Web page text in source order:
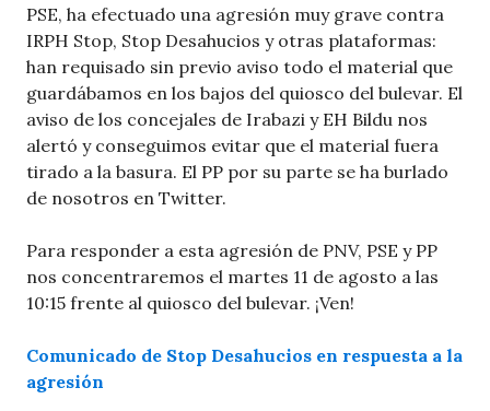
PSE, ha efectuado una agresión muy grave contra
IRPH Stop, Stop Desahucios y otras plataformas:
han requisado sin previo aviso todo el material que
guardábamos en los bajos del quiosco del bulevar. El
aviso de los concejales de Irabazi y EH Bildu nos
alertó y conseguimos evitar que el material fuera
tirado a la basura. El PP por su parte se ha burlado
de nosotros en Twitter.
Para responder a esta agresión de PNV, PSE y PP
nos concentraremos el martes 11 de agosto a las
10:15 frente al quiosco del bulevar. ¡Ven!
Comunicado de Stop Desahucios en respuesta a la
agresión